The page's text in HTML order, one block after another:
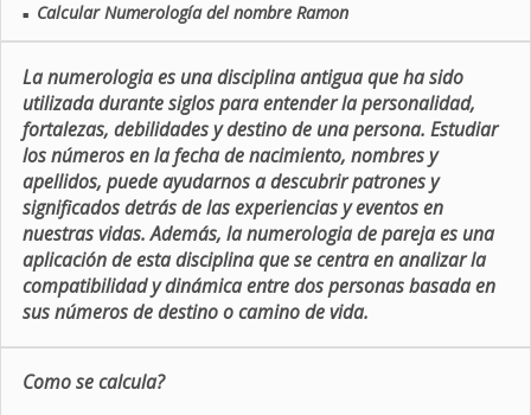
■ Calcular Numerología del nombre Ramon
La numerologia es una disciplina antigua que ha sido
utilizada durante siglos para entender la personalidad,
fortalezas, debilidades y destino de una persona. Estudiar
los números en la fecha de nacimiento, nombres y
apellidos, puede ayudarnos a descubrir patrones y
significados detrás de las experiencias y eventos en
nuestras vidas. Además, la numerologia de pareja es una
aplicación de esta disciplina que se centra en analizar la
compatibilidad y dinámica entre dos personas basada en
sus números de destino o camino de vida.
Como se calcula?